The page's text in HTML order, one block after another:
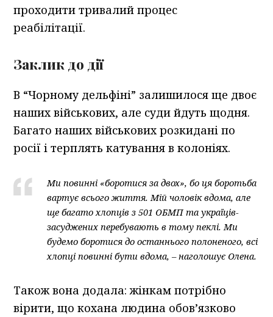
проходити тривалий процес
реабілітації.
Заклик до дії
В “Чорному дельфіні” залишилося ще двоє
наших військових, але суди йдуть щодня.
Багато наших військових розкидані по
росії і терплять катування в колоніях.
Ми повинні «боротися за двох», бо ця боротьба
вартує всього життя. Мій чоловік вдома, але
ще багато хлопців з 501 ОБМП та україців-
засуджених перебувають в тому пеклі. Ми
будемо боротися до останнього полоненого, всі
хлопці повинні бути вдома, – наголошує Олена.
Також вона додала: жінкам потрібно
вірити, що кохана людина обов’язково